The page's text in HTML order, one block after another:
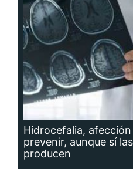
Hidrocefalia,
prevenir, aunque sí
producen